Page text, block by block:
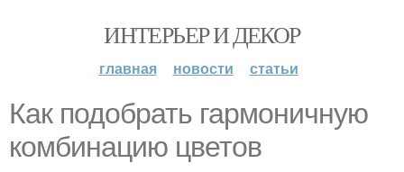
ИНТЕРЬЕР И ДЕКОР
главная новости статьи
Как подобрать гармоничную
комбинацию цветов